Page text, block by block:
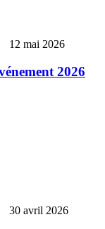
12 mai 2026
2026
30 avril 2026